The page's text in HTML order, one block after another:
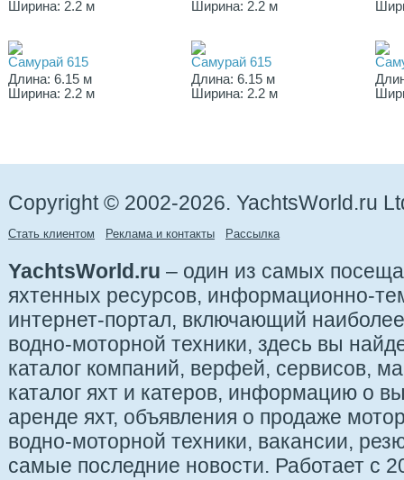
Ширина: 2.2 м
Ширина: 2.2 м
Самурай 615
Длина: 6.15 м
Ширина: 2.2 м
Самурай 615
Длина: 6.15 м
Ширина: 2.2 м
Copyright © 2002-2026. YachtsWorld.ru
Стать клиентом Реклама и контакты Рассылка
YachtsWorld.ru – один из самых
яхтенных ресурсов, информационно-
интернет-портал, включающий
водно-моторной техники, здесь вы
каталог компаний, верфей, сервисов,
каталог яхт и катеров, информацию о
аренде яхт, объявления о продаже
водно-моторной техники, вакансии,
самые последние новости. Работает с